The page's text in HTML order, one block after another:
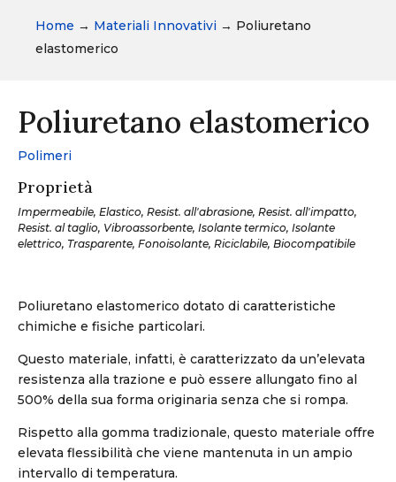
Home → Materiali Innovativi → Poliuretano
elastomerico
Poliuretano elastomerico
Polimeri
Proprietà
Impermeabile, Elastico, Resist. all'abrasione, Resist. all'impatto,
Resist. al taglio, Vibroassorbente, Isolante termico, Isolante
elettrico, Trasparente, Fonoisolante, Riciclabile, Biocompatibile
Poliuretano elastomerico dotato di caratteristiche
chimiche e fisiche particolari.
Questo materiale, infatti, è caratterizzato da un’elevata
resistenza alla trazione e può essere allungato fino al
500% della sua forma originaria senza che si rompa.
Rispetto alla gomma tradizionale, questo materiale offre
elevata flessibilità che viene mantenuta in un ampio
intervallo di temperatura.